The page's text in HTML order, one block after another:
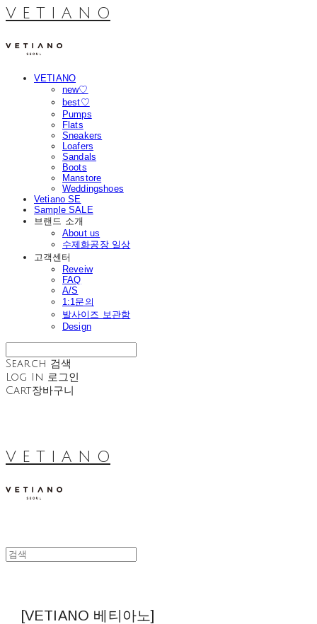
V E T I A N O
VETIANO
new♡
best♡
Pumps
Flats
Sneakers
Loafers
Sandals
Boots
Manstore
Weddingshoes
Vetiano SE
Sample SALE
브랜드 소개
About us
수제화공장 일상
고객센터
Reveiw
FAQ
A/S
1:1문의
발사이즈 보관함
Design
Search 검색
Log In 로그인
Cart장바구니
V E T I A N O
[VETIANO 베티아노]